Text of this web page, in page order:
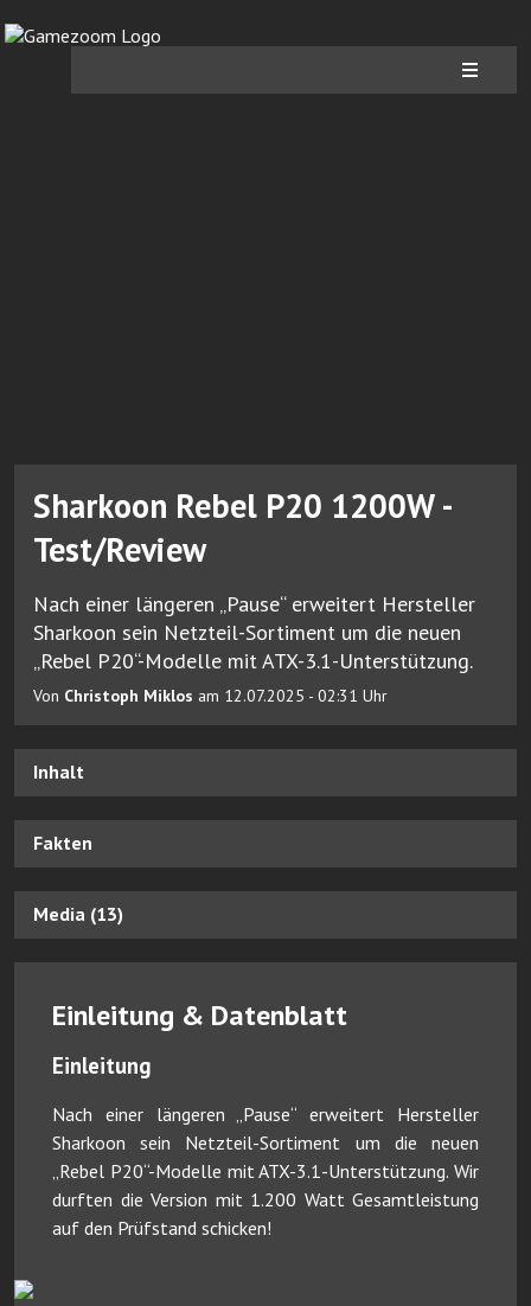
Sharkoon Rebel P20 1200W -
Test/Review
Nach einer längeren „Pause“ erweitert Hersteller
Sharkoon sein Netzteil-Sortiment um die neuen
„Rebel P20“-Modelle mit ATX-3.1-Unterstützung.
Von Christoph Miklos am 12.07.2025 - 02:31 Uhr
Inhalt
Fakten
Media (13)
Einleitung & Datenblatt
Einleitung
Nach einer längeren „Pause“ erweitert Hersteller
Sharkoon sein Netzteil-Sortiment um die neuen
„Rebel P20“-Modelle mit ATX-3.1-Unterstützung. Wir
durften die Version mit 1.200 Watt Gesamtleistung
auf den Prüfstand schicken!